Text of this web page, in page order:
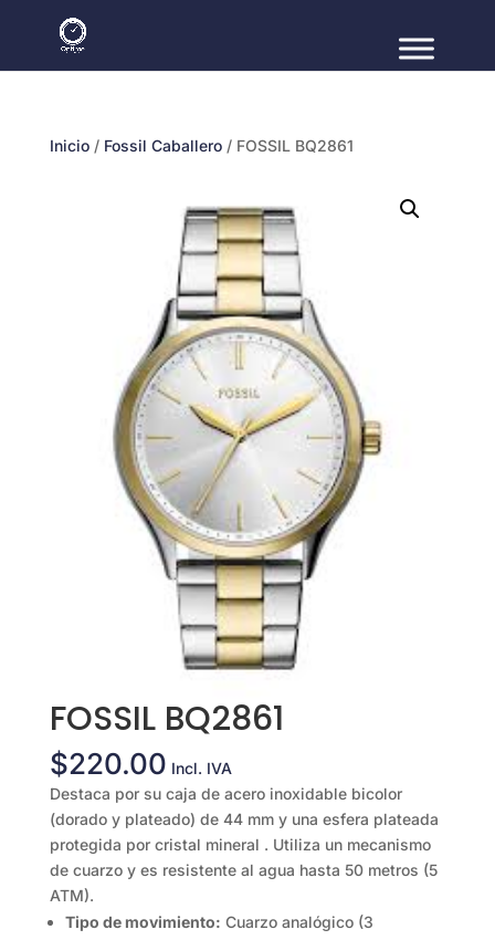
Inicio/ Fossil Caballero/ FOSSIL BQ2861
FOSSIL BQ2861
$220.00 Incl. IVA
Destaca por su caja de acero inoxidable bicolor
(dorado y plateado) de 44 mm y una esfera plateada
protegida por cristal mineral . Utiliza un mecanismo
de cuarzo y es resistente al agua hasta 50 metros (5
ATM).
Tipo de movimiento: Cuarzo analógico (3